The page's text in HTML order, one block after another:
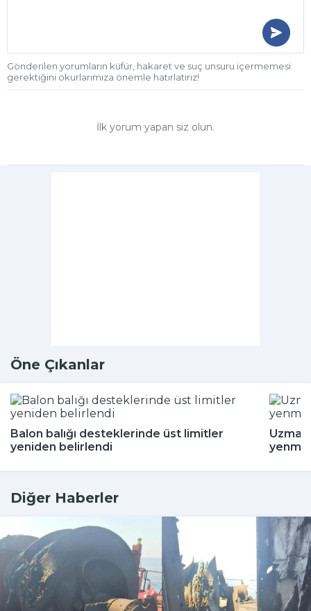
Gönderilen yorumların küfür, hakaret ve suç unsuru içermemesi
gerektiğini okurlarımıza önemle hatırlatırız!
İlk yorum yapan siz olun.
Öne Çıkanlar
Balon balığı desteklerinde üst limitler
yeniden belirlendi
Diğer Haberler